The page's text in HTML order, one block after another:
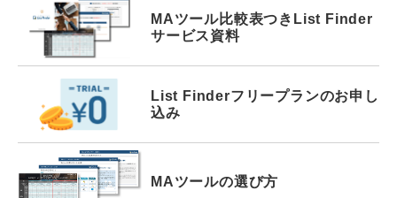
MAツール比較表つき List Finder
サービス資料
List Finderフリープランのお申し
込み
MAツールの選び方